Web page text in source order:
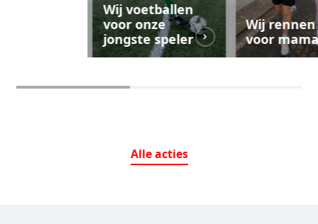
Wij voetballen
voor onze
jongste speler
Wij rennen
voor
Alleacties